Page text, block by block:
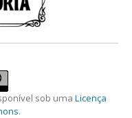
sob uma Licença
.